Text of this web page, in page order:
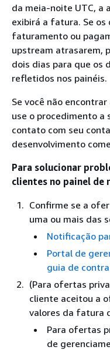
da meia-noite UTC, a
exibirá a fatura. Se
faturamento ou
upstream atrasarem,
dois dias para que os
refletidos nos painéis.
Se você não
use o procedimento a
contato com seu
desenvolvimento
Para solucionar
clientes no painel de
Confirme se a
uma ou mais das
Notificação
Portal de
guia de
(Para ofertas
cliente aceitou a
valores da fatura
Para ofertas
de